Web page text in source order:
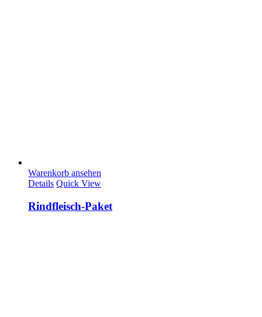
Warenkorb ansehen
Details Quick View
Rindfleisch-Paket